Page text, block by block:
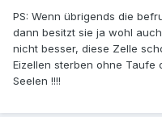
PS: Wenn übrigends die
dann besitzt sie ja wohl
nicht besser, diese Zelle
Eizellen sterben ohne Taufe
Seelen !!!!